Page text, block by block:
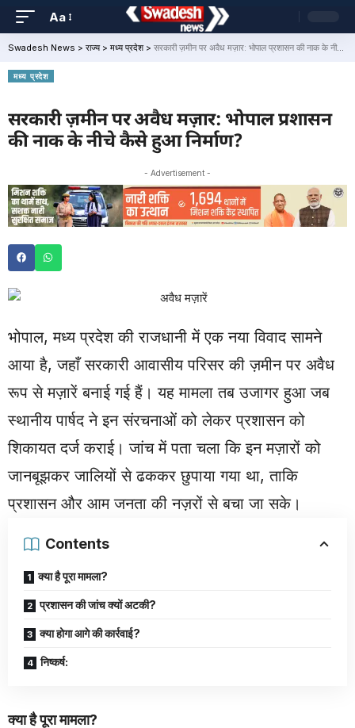
Aa
Swadesh News > राज्य> मध्य प्रदेश> सरकारी ज़मीन पर अवैध मज़ार: भोपाल प्रशासन की नाक के नीचे कैसे हुआ निर्माण?
मध्य प्रदेश
सरकारी ज़मीन पर अवैध मज़ार: भोपाल प्रशासन
की नाक के नीचे कैसे हुआ निर्माण?
- Advertisement -
भोपाल, मध्य प्रदेश की राजधानी में एक नया विवाद सामने
आया है, जहाँ सरकारी आवासीय परिसर की ज़मीन पर अवैध
रूप से मज़ारें बनाई गई हैं। यह मामला तब उजागर हुआ जब
स्थानीय पार्षद ने इन संरचनाओं को लेकर प्रशासन को
शिकायत दर्ज कराई। जांच में पता चला कि इन मज़ारों को
जानबूझकर जालियों से ढककर छुपाया गया था, ताकि
प्रशासन और आम जनता की नज़रों से बचा जा सके।
Contents
क्या है पूरा मामला?
प्रशासन की जांच क्यों अटकी?
क्या होगा आगे की कार्रवाई?
निष्कर्ष:
क्या है पूरा मामला?